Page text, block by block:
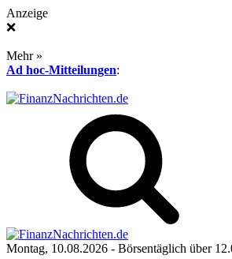
Anzeige
❌
Mehr »
Ad hoc-Mitteilungen:
Montag, 10.08.2026 - Börsentäglich über